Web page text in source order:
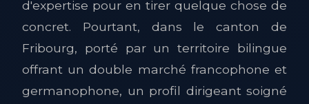
d'expertise pour en tirer quelque chose de
concret. Pourtant, dans le canton de
Fribourg, porté par un territoire bilingue
offrant un double marché francophone et
germanophone, un profil dirigeant soigné